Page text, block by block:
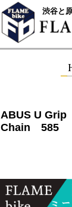
渋谷と
ABUS U Grip
Chain 585